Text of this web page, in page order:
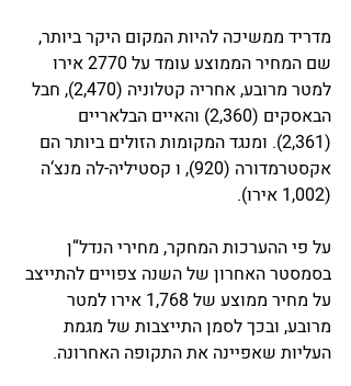
מדריד ממשיכה להיות המקום היקר ביותר,
שם המחיר הממוצע עומד על 2770 אירו
למטר מרובע, אחריה קטלוניה (2,470), חבל
הבאסקים (2,360) והאיים הבלאריים
(2,361). ומנגד המקומות הזולים ביותר הם
אקסטרמדורה (920), ו קסטיליה-לה מנצ‘ה
(1,002 אירו).
על פי ההערכות המחקר, מחירי הנדל“ן
בסמסטר האחרון של השנה צפויים להתייצב
על מחיר ממוצע של 1,768 אירו למטר
מרובע, ובכך לסמן התייצבות של מגמת
העליות שאפיינה את התקופה האחרונה.